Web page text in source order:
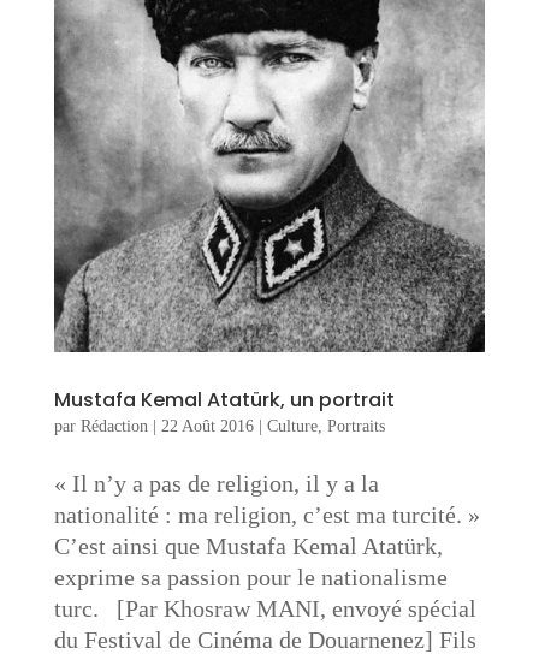
Mustafa Kemal Atatürk, un portrait
par Rédaction| 22 Août 2016| Culture, Portraits
« Il n’y a pas de religion, il y a la
nationalité : ma religion, c’est ma turcité. »
C’est ainsi que Mustafa Kemal Atatürk,
exprime sa passion pour le nationalisme
turc. [Par Khosraw MANI, envoyé spécial
du Festival de Cinéma de Douarnenez] Fils